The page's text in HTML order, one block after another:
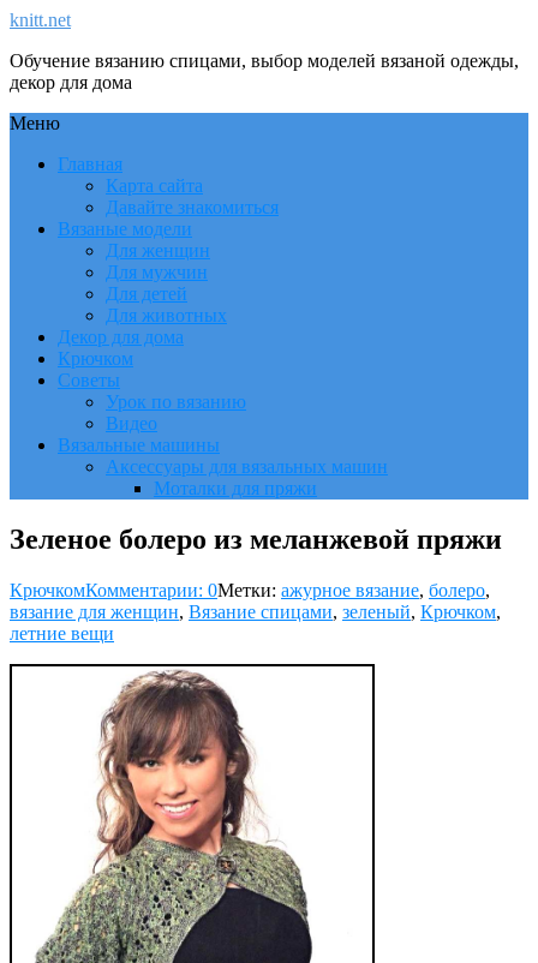
knitt.net
Обучение вязанию спицами, выбор моделей вязаной одежды,
декор для дома
Меню
Главная
Карта сайта
Давайте знакомиться
Вязаные модели
Для женщин
Для мужчин
Для детей
Для животных
Декор для дома
Крючком
Советы
Урок по вязанию
Видео
Вязальные машины
Аксессуары для вязальных машин
Моталки для пряжи
Зеленое болеро из меланжевой пряжи
КрючкомКомментарии: 0Метки: ажурное вязание, болеро,
вязание для женщин, Вязание спицами, зеленый, Крючком,
летние вещи